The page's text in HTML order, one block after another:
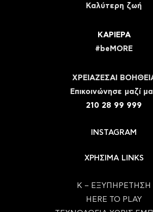
Καλύτερη ζωή
ΚΑΡΙΕΡΑ
#beMORE
ΧΡΕΙΑΖΕΣΑΙ
Eπικοινώνησε μαζί
210 28 99 999
INSTAGRAM
ΧΡΗΣΙΜΑ LINKS
Κ – ΕΞΥΠΗΡΕΤΗΣΗ
HERE TO PLAY